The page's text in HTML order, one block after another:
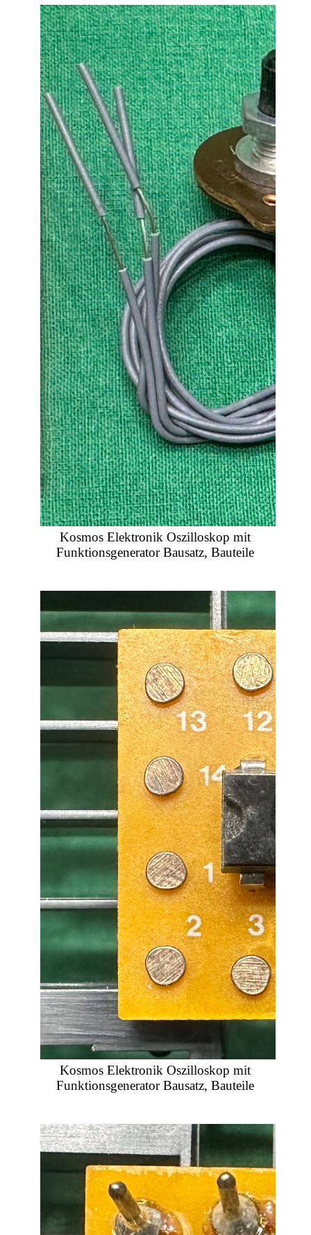
Kosmos Elektronik Oszilloskop mit
Funktionsgenerator Bausatz, Bauteile
Kosmos Elektronik Oszilloskop mit
Funktionsgenerator Bausatz, Bauteile